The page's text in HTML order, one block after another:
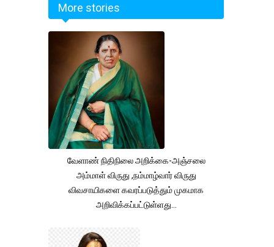
More stories
வேளாண் நிதிநிலை அறிக்கை-அஞ்சலை
அம்மாள் விருது ,நம்மாழ்வார் விருது
விவசாயிகளை கவரப்படுத்தும் முகமாக
அறிவிக்கப்பட்டுள்ளது...